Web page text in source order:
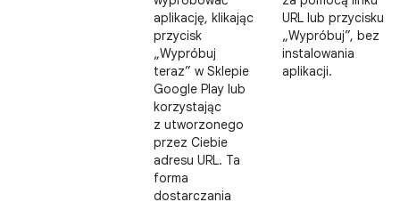
aplikację, klikając
przycisk
„Wypróbuj
teraz” w Sklepie
Google Play lub
korzystając
z utworzonego
przez Ciebie
adresu URL. Ta
forma
dostarczania
URL lub przycisku
„Wypróbuj”, bez
instalowania
aplikacji.